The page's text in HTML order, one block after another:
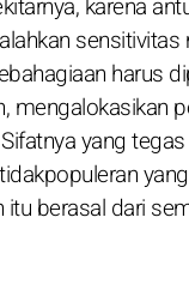
sensitivitas
harus
mengalokasikan
yang
itu berasal dari